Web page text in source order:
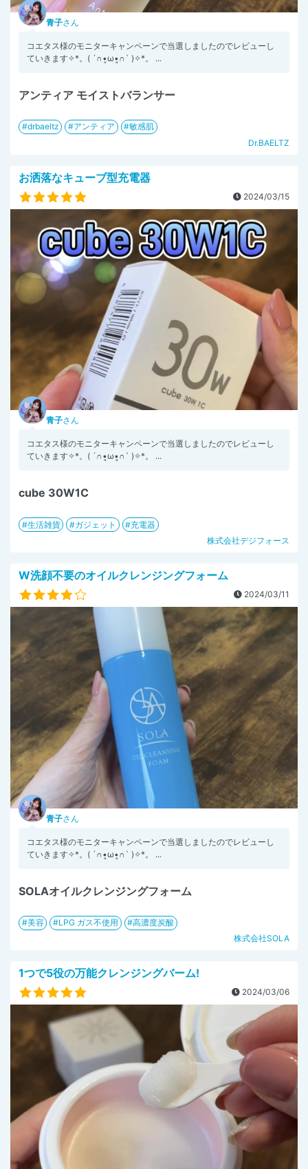
青子さん
コエタス様のモニターキャンペーンで当選しましたのでレビューし
ていきます✧︎*。( ´∩︎•͈ω•͈∩︎` )✧︎*。 ...
アンティア モイストバランサー
drbaeltz アンティア
敏感肌
Dr.BAELTZ
お洒落なキューブ型充電器
2024/03/15
青子さん
コエタス様のモニターキャンペーンで当選しましたのでレビューし
ていきます✧︎*。( ´∩︎•͈ω•͈∩︎` )✧︎*。 ...
cube 30W1C
生活雑貨 ガジェット
充電器
株式会社デジフォース
W洗顔不要のオイルクレンジングフォーム
2024/03/11
青子さん
コエタス様のモニターキャンペーンで当選しましたのでレビューし
ていきます✧︎*。( ´∩︎•͈ω•͈∩︎` )✧︎*。 ...
SOLAオイルクレンジングフォーム
美容 LPG ガス不使用
高濃度炭酸
株式会社SOLA
1つで5役の万能クレンジングバーム!
2024/03/06